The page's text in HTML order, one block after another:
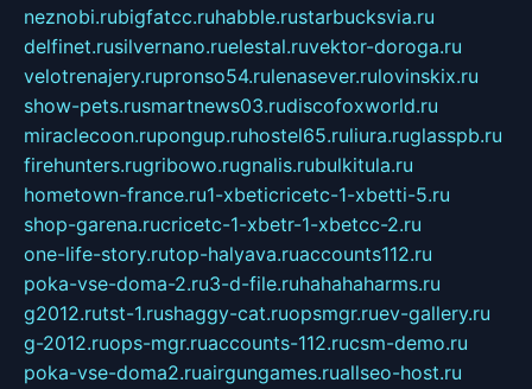
neznobi.rubigfatcc.ruhabble.rustarbucksvia.ru
delfinet.rusilvernano.ruelestal.ruvektor-doroga.ru
velotrenajery.rupronso54.rulenasever.rulovinskix.ru
show-pets.rusmartnews03.rudiscofoxworld.ru
miraclecoon.rupongup.ruhostel65.ruliura.ruglasspb.ru
firehunters.rugribowo.rugnalis.rubulkitula.ru
hometown-france.ru1-xbeticricetc-1-xbetti-5.ru
shop-garena.rucricetc-1-xbetr-1-xbetcc-2.ru
one-life-story.rutop-halyava.ruaccounts112.ru
poka-vse-doma-2.ru3-d-file.ruhahahaharms.ru
g2012.rutst-1.rushaggy-cat.ruopsmgr.ruev-gallery.ru
g-2012.ruops-mgr.ruaccounts-112.rucsm-demo.ru
poka-vse-doma2.ruairgungames.ruallseo-host.ru